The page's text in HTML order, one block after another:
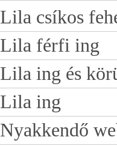
Lila csíkos
Lila férfi ing
Lila ing és
Lila ing
Nyakkendő